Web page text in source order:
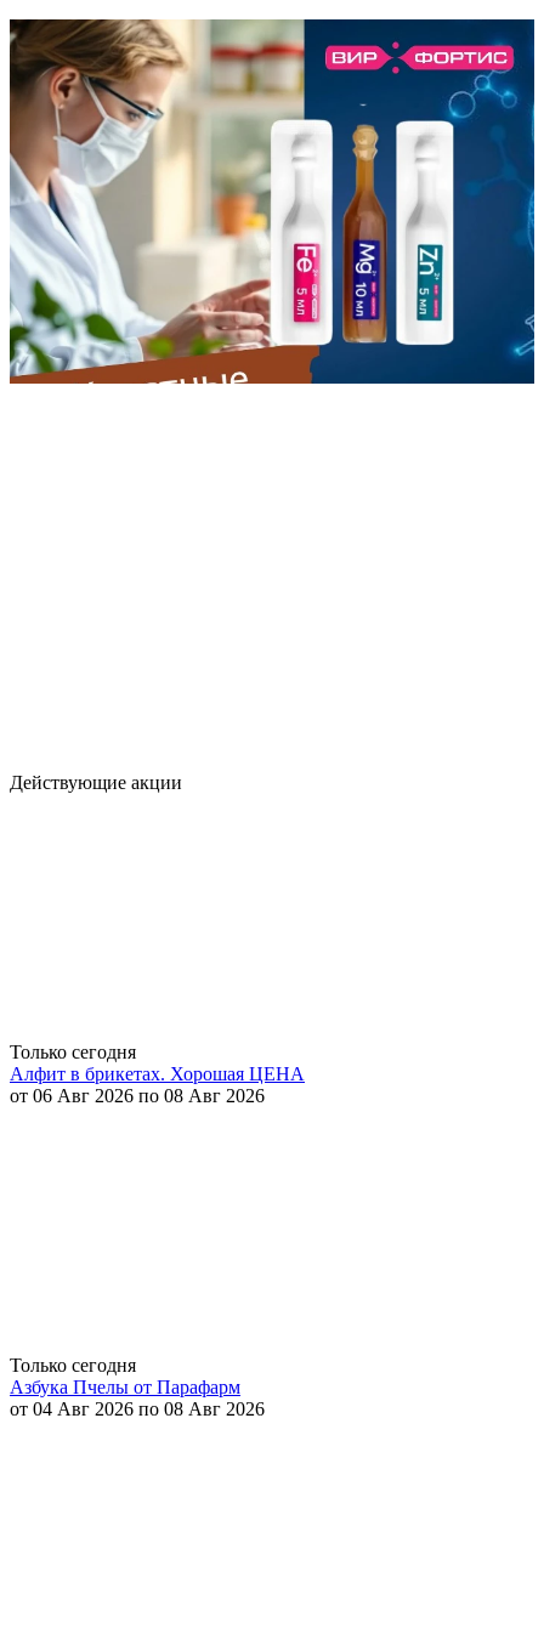
Действующие акции
Только сегодня
Алфит в брикетах. Хорошая ЦЕНА
от 06 Авг 2026 по 08 Авг 2026
Только сегодня
Азбука Пчелы от Парафарм
от 04 Авг 2026 по 08 Авг 2026